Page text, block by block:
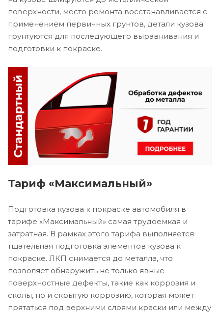
поверхности, место ремонта восстанавливается с
применением первичных грунтов, детали кузова
грунтуются для последующего выравнивания и
подготовки к покраске.
Тариф «Максимальный»
Подготовка кузова к покраске автомобиля в
тарифе «Максимальный» самая трудоемкая и
затратная. В рамках этого тарифа выполняется
тщательная подготовка элементов кузова к
покраске. ЛКП снимается до металла, что
позволяет обнаружить не только явные
поверхностные дефекты, такие как коррозия и
сколы, но и скрытую коррозию, которая может
прятаться под верхними слоями краски или между